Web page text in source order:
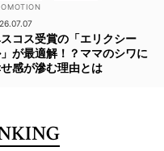
コス受賞の「エリクシー
が最適解！？ママのシワに
感が滲む理由とは